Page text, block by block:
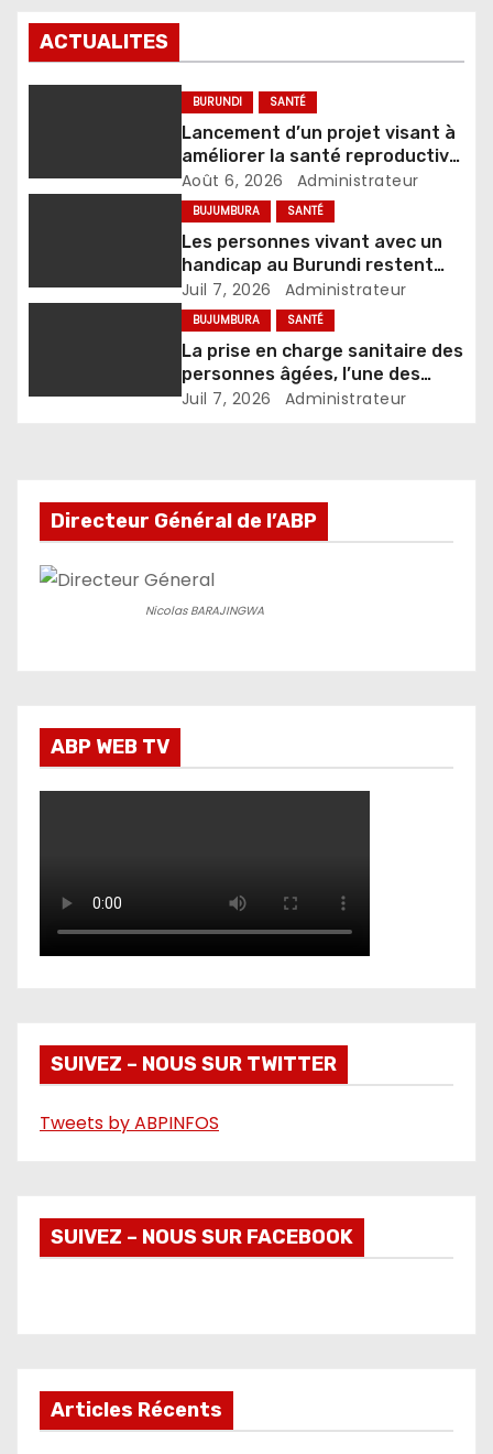
ACTUALITES
BURUNDI SANTÉ
Lancement d’un projet visant à
améliorer la santé reproductive
et le bien-être
Août 6, 2026 Administrateur
BUJUMBURA SANTÉ
Les personnes vivant avec un
handicap au Burundi restent
confrontées à de nombreux
défis
Juil 7, 2026 Administrateur
BUJUMBURA SANTÉ
La prise en charge sanitaire des
personnes âgées, l’une des
priorités de l’AEVVO-Burundi
Juil 7, 2026 Administrateur
Directeur Général de l’ABP
Nicolas BARAJINGWA
ABP WEB TV
SUIVEZ – NOUS SUR TWITTER
Tweets by ABPINFOS
SUIVEZ – NOUS SUR FACEBOOK
Articles Récents